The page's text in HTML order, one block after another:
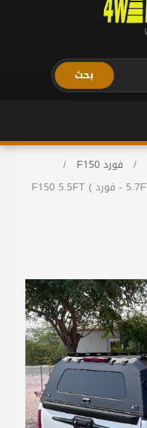
بحث
/ فورد F150
/
كونبي الومنيوم دودج رام 2019+ 5.7FT - فورد F150 5.5FT (